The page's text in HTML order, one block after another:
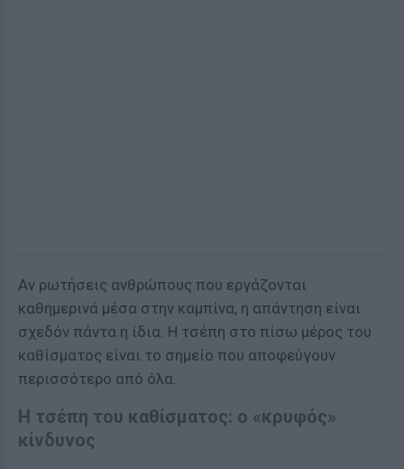
Αν ρωτήσεις ανθρώπους που εργάζονται
καθημερινά μέσα στην καμπίνα, η απάντηση είναι
σχεδόν πάντα η ίδια. Η τσέπη στο πίσω μέρος του
καθίσματος είναι το σημείο που αποφεύγουν
περισσότερο από όλα.
Η τσέπη του καθίσματος: ο «κρυφός»
κίνδυνος